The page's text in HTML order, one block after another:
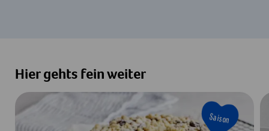
Hier gehts fein weiter
Saison